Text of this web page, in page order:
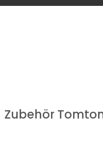
Zubehör